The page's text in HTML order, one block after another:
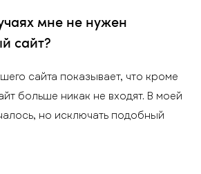
мне не нужен
сайт?
сайта показывает, что кроме
больше никак не входят. В моей
но исключать подобный